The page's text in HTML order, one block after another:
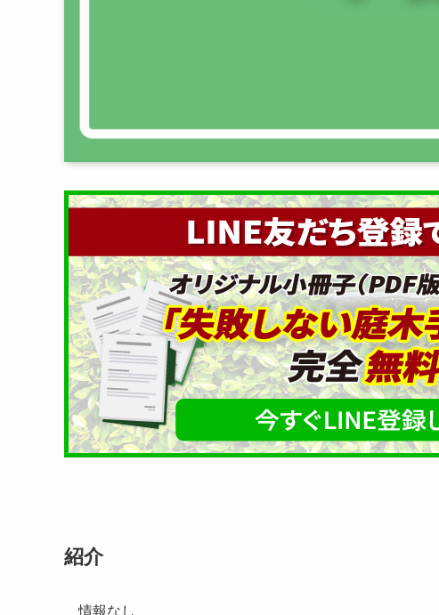
紹介
情報なし